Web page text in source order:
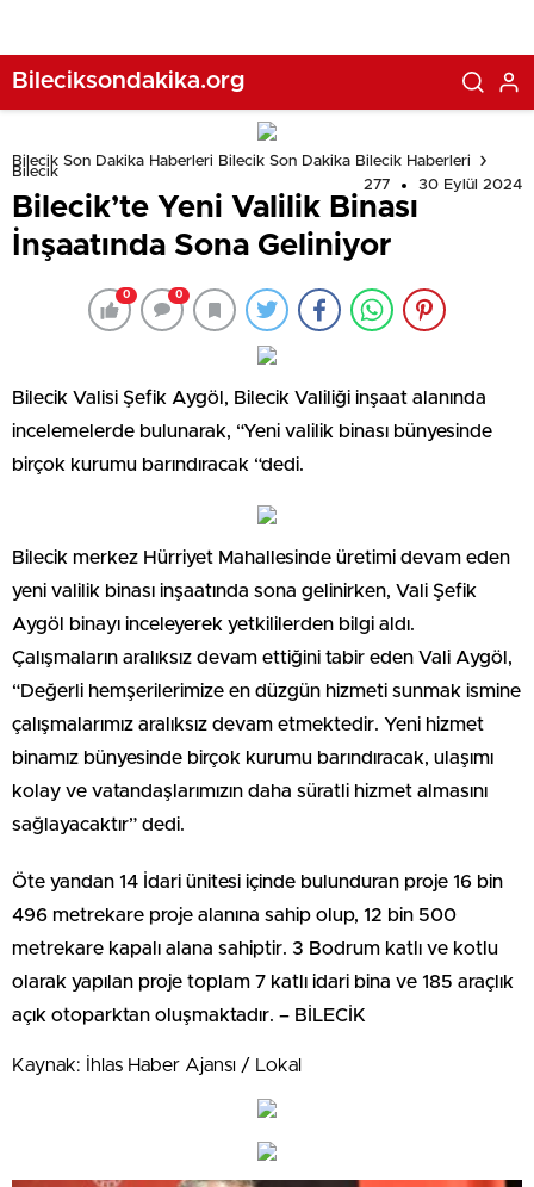
Bileciksondakika.org
Bilecik Son Dakika Haberleri Bilecik Son Dakika Bilecik Haberleri
Bilecik
277
30 Eylül 2024
Bilecik’te Yeni Valilik Binası
İnşaatında Sona Geliniyor
0 0
Bilecik Valisi Şefik Aygöl, Bilecik Valiliği inşaat alanında
incelemelerde bulunarak, “Yeni valilik binası bünyesinde
birçok kurumu barındıracak “dedi.
Bilecik merkez Hürriyet Mahallesinde üretimi devam eden
yeni valilik binası inşaatında sona gelinirken, Vali Şefik
Aygöl binayı inceleyerek yetkililerden bilgi aldı.
Çalışmaların aralıksız devam ettiğini tabir eden Vali Aygöl,
“Değerli hemşerilerimize en düzgün hizmeti sunmak ismine
çalışmalarımız aralıksız devam etmektedir. Yeni hizmet
binamız bünyesinde birçok kurumu barındıracak, ulaşımı
kolay ve vatandaşlarımızın daha süratli hizmet almasını
sağlayacaktır” dedi.
Öte yandan 14 İdari ünitesi içinde bulunduran proje 16 bin
496 metrekare proje alanına sahip olup, 12 bin 500
metrekare kapalı alana sahiptir. 3 Bodrum katlı ve kotlu
olarak yapılan proje toplam 7 katlı idari bina ve 185 araçlık
açık otoparktan oluşmaktadır. – BİLECİK
Kaynak: İhlas Haber Ajansı / Lokal